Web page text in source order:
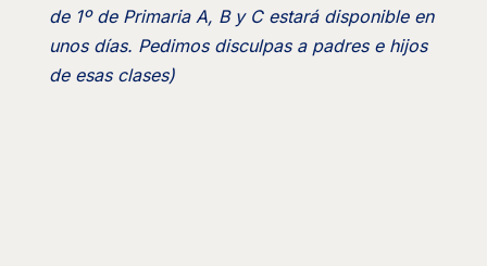
de 1º de Primaria A, B y C estará disponible en
unos días. Pedimos disculpas a padres e hijos
de esas clases)